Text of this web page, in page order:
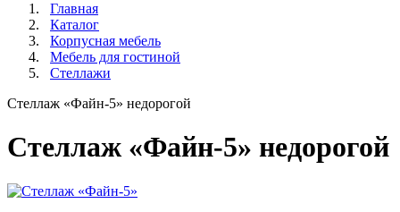
Главная
Каталог
Корпусная мебель
Мебель для гостиной
Стеллажи
Стеллаж «Файн-5» недорогой
Стеллаж «Файн-5» недорогой